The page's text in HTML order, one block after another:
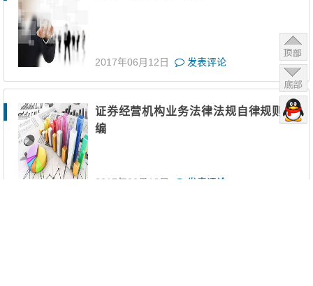
2017年06月12日 发表评论
证券经营机构业务法律法规自律规则汇
编
2017年06月12日 发表评论